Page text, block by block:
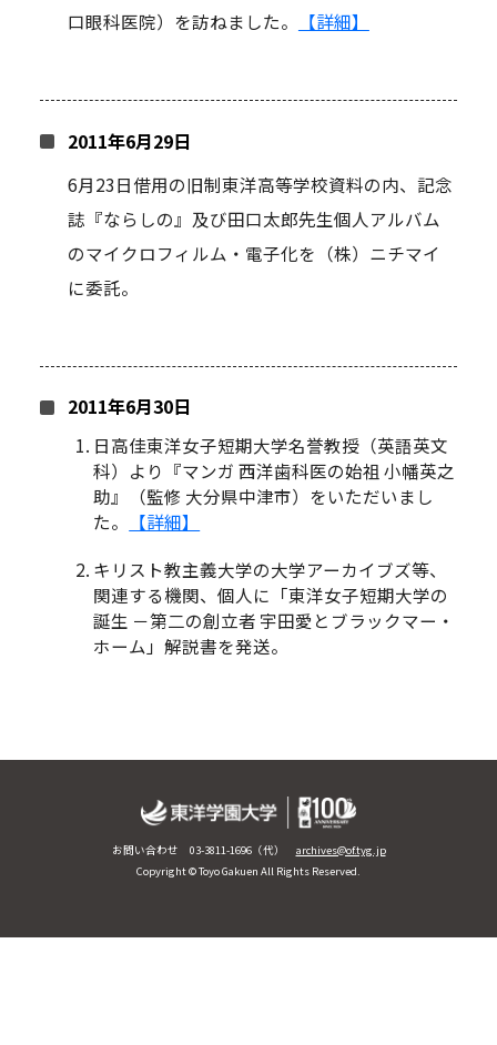
口眼科医院）を訪ねました。
【詳細】
2011年6月29日
6月23日借用の旧制東洋高等学校資料の内、記念
誌『ならしの』及び田口太郎先生個人アルバム
のマイクロフィルム・電子化を（株）ニチマイ
に委託。
2011年6月30日
日高佳東洋女子短期大学名誉教授（英語英文
科）より『マンガ 西洋歯科医の始祖 小幡英之
助』（監修 大分県中津市）をいただいまし
た。
【詳細】
キリスト教主義大学の大学アーカイブズ等、
関連する機関、個人に「東洋女子短期大学の
誕生 －第二の創立者 宇田愛とブラックマー・
ホーム」解説書を発送。
お問い合わせ 03-3811-1696（代） archives@of.tyg.jp
Copyright © Toyo Gakuen All Rights Reserved.